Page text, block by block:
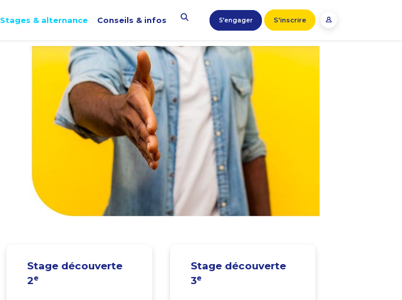
Stages & alternance Conseils & infos S’engager S'inscrire
Stage découverte
2e
Stage découverte
3e